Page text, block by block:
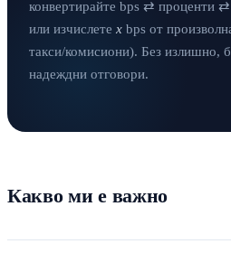
конвертирайте bps ⇄ проценти
или изчислете x bps от
такси/комисиони). Без излишно,
надеждни отговори.
Какво ми е важно